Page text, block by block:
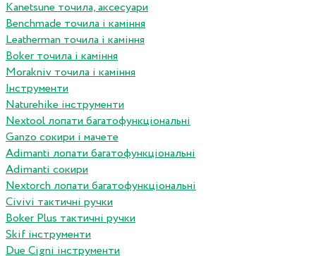
Kanetsune точила, аксесуари
Benchmade точила і каміння
Leatherman точила і каміння
Boker точила і каміння
Morakniv точила і каміння
Інструменти
Naturehike інструменти
Nextool лопати багатофункціональні
Ganzo сокири і мачете
Adimanti лопати багатофункціональні
Adimanti сокири
Nextorch лопати багатофункціональні
Сivivi тактичні ручки
Boker Plus тактичні ручки
Skif інструменти
Due Cigni інструменти